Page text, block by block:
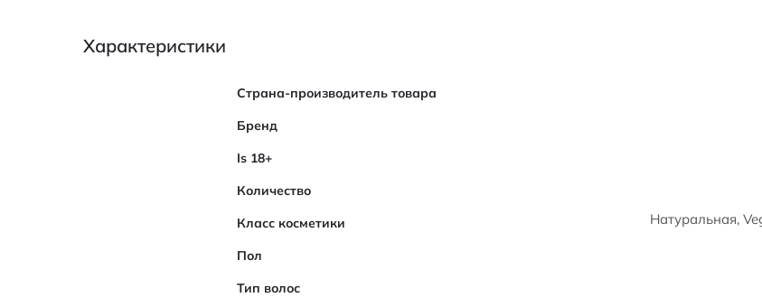
Характеристики
Характеристики
Страна-производитель товара
Бренд
Is 18+
Количество
Класс косметики Натуральная,
Пол
Тип волос